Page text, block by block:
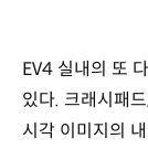
EV4 실내의 또
있다. 크래시패
시각 이미지의